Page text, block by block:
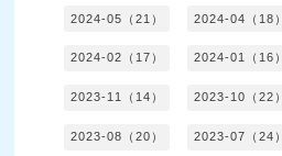
2024-05（21） 2024-04（18）
2024-02（17） 2024-01（16）
2023-11（14） 2023-10（22）
2023-08（20） 2023-07（24）